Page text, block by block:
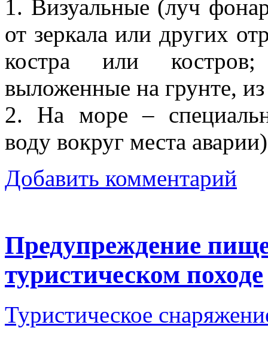
1. Визуальные (луч
от зеркала или других
костра или
выложенные на грунте,
2. На море –
воду вокруг места аварии)
Добавить комментарий
Предупреждение
туристическом походе
Туристическое